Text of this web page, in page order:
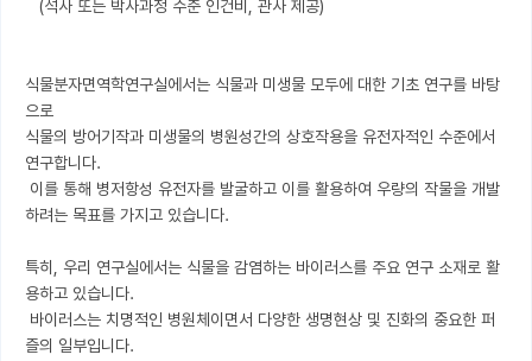
식물분자면역학연구실에서는 식물과 미생물 모두에 대한 기초 연구를 바탕
으로
식물의 방어기작과 미생물의 병원성간의 상호작용을 유전자적인 수준에서
연구합니다.
하려는 목표를 가지고 있습니다.
특히, 우리 연구실에서는 식물을 감염하는 바이러스를 주요 연구 소재로 활
용하고 있습니다.
즐의 일부입니다.